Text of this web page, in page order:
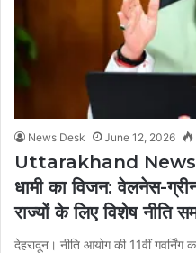
News Desk June 12, 2026
Uttarakhand News:
धामी का विजन: वेलनेस-
राज्यों के लिए विशेष नीति
देहरादून। नीति आयोग की 11वीं